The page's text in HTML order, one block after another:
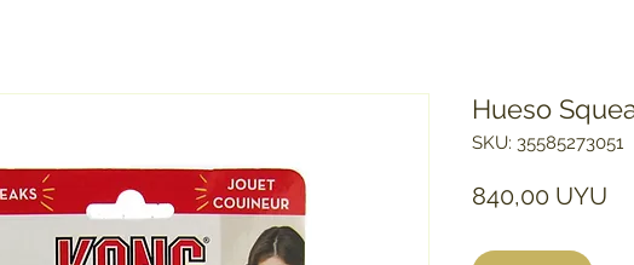
Hueso
SKU: 35585273051
840,00 UYU